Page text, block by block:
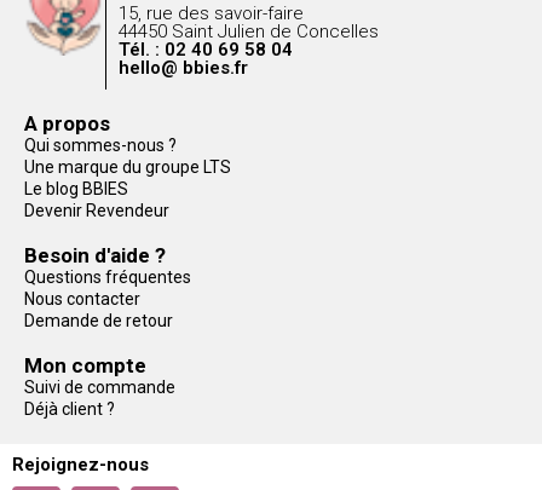
15, rue des savoir-faire
44450 Saint Julien de Concelles
Tél. : 02 40 69 58 04
hello@ bbies.fr
A propos
Qui sommes-nous ?
Une marque du groupe LTS
Le blog BBIES
Devenir Revendeur
Besoin d'aide ?
Questions fréquentes
Nous contacter
Demande de retour
Mon compte
Suivi de commande
Déjà client ?
Rejoignez-nous